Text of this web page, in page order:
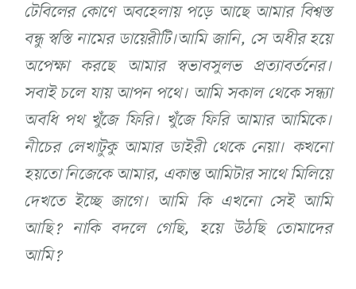
টেবিলের কোণে অবহেলায় পড়ে আছে আমার বিশ্বস্ত
বন্ধু স্বস্তি নামের ডায়েরীটি।আমি জানি, সে অধীর হয়ে
অপেক্ষা করছে আমার স্বভাবসুলভ প্রত্যাবর্তনের।
সবাই চলে যায় আপন পথে। আমি সকাল থেকে সন্ধ্যা
অবধি পথ খুঁজে ফিরি। খুঁজে ফিরি আমার আমিকে।
নীচের লেখাটুকু আমার ডাইরী থেকে নেয়া। কখনো
হয়তো নিজেকে আমার, একান্ত আমিটার সাথে মিলিয়ে
দেখতে ইচ্ছে জাগে। আমি কি এখনো সেই আমি
আছি? নাকি বদলে গেছি, হয়ে উঠছি তোমাদের
আমি?